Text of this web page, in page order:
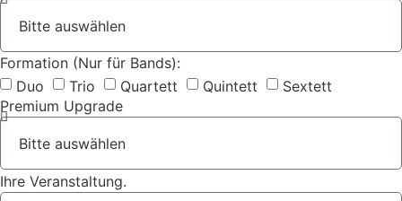
Formation (Nur für Bands):
Duo
Trio Quartett Quintett
Sextett
Premium Upgrade
Ihre Veranstaltung.